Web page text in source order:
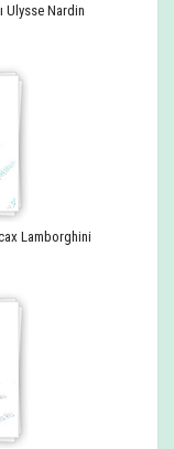
Nardin
Lamborghini